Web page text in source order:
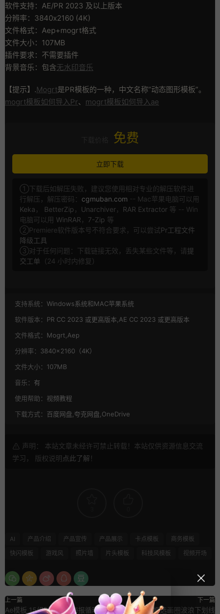
软件支持：AE/PR 2023 及以上版本
分辨率：3840x2160 (4K)
文件格式：Aep+mogrt格式
文件大小：107MB
插件要求：不需要插件
背景音乐：包含无水印音乐
【提示】.Mogrt是PR模板的一种，中文名称”动态图形模板”。
mogrt模板如何导入Pr、 mogrt模板如何导入ae
免费
立即下载
①下载后如解压失败，建议您使用相对专业的解压软件进
行解压，解压密码： cgmuban.com -- Mac苹果电脑可以用
Keka ， BetterZip ， Unarchiver， RAR Extractor 等 -- Win
电脑可以用 WinRAR ， 7-Zip 等
②Premiere软件版本号不符合要求，可以尝试Pr工程文件
降级工具
③对于任何问题：下载链接无效，丢失某些文件等，请提
交工单 （24 小时内修复）
支持系统： Windows系统和MAC苹果系统
软件版本： PR CC 2023 或更高版本,AE CC 2023 或更高版本
文件格式： Mogrt,Aep
分辨率： 3840×2160（4K）
文件大小： 107MB
音乐： 有
使用帮助： 视频教程
下载方式： 百度网盘,夸克网盘,OneDrive
声明： 本站文章未经许可禁止转载！本站仅供资源信息交流
学习， 版权说明点此了解 ！
AI 产品介绍 产品宣传 产品展示 卡点模板
商务模板
快闪模板
游戏风 照片墙 片头模板 科技风模板 视频开场
上一篇
Ae模板 15组时尚动态海报循环滚
下一篇
Pr模板 高亮线框选画圈波浪下划线